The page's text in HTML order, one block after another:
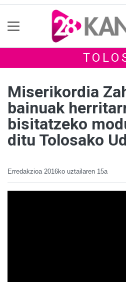
Miserikordia
bainuak
bisitatzeko
ditu Tolosako
Erredakzioa 2016ko uztailaren 15a